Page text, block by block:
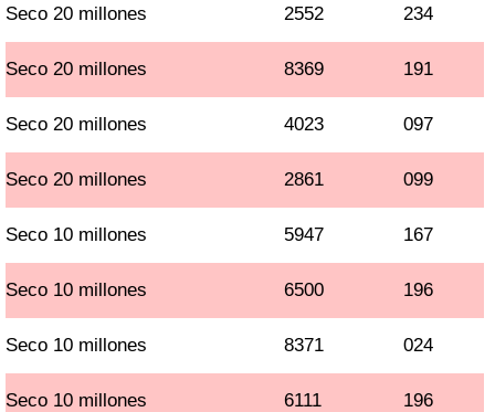
Seco 20 millones 2552 234
Seco 20 millones 8369 191
Seco 20 millones 4023 097
Seco 20 millones 2861 099
Seco 10 millones 5947 167
Seco 10 millones 6500 196
Seco 10 millones 8371 024
Seco 10 millones 6111 196